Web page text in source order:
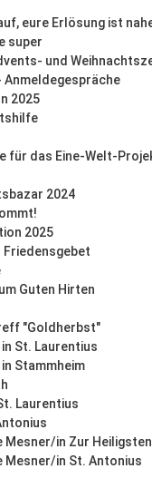
eure Erlösung ist
super
und
Anmeldegespräche
2025
für das Eine-Welt-
2024
2025
Friedensgebet
Guten Hirten
"Goldherbst"
St. Laurentius
Stammheim
Laurentius
Mesner/in Zur
Mesner/in St. Antonius